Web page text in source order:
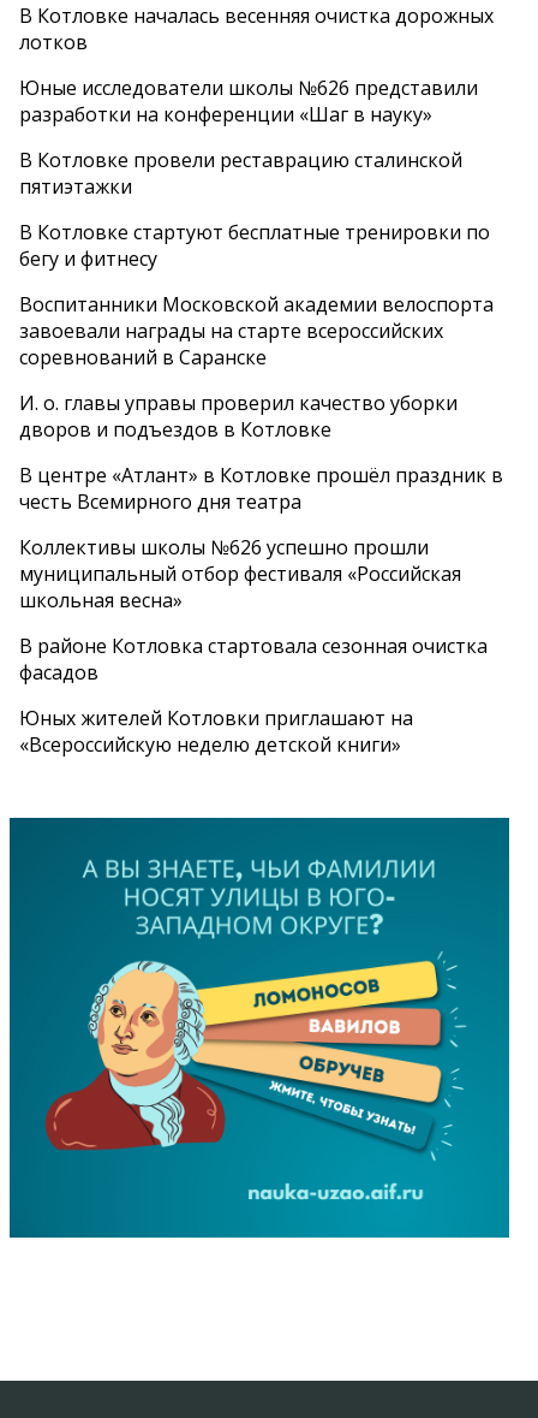
В Котловке началась весенняя очистка дорожных
лотков
Юные исследователи школы №626 представили
разработки на конференции «Шаг в науку»
В Котловке провели реставрацию сталинской
пятиэтажки
В Котловке стартуют бесплатные тренировки по
бегу и фитнесу
Воспитанники Московской академии велоспорта
завоевали награды на старте всероссийских
соревнований в Саранске
И. о. главы управы проверил качество уборки
дворов и подъездов в Котловке
В центре «Атлант» в Котловке прошёл праздник в
честь Всемирного дня театра
Коллективы школы №626 успешно прошли
муниципальный отбор фестиваля «Российская
школьная весна»
В районе Котловка стартовала сезонная очистка
фасадов
Юных жителей Котловки приглашают на
«Всероссийскую неделю детской книги»